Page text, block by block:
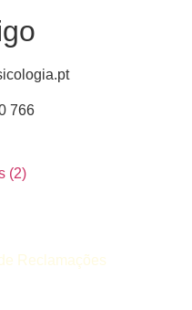
766
de Reclamações